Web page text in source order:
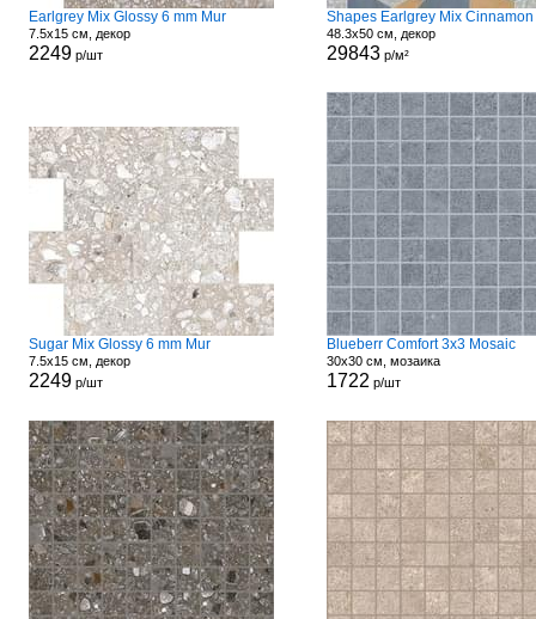
Earlgrey Mix Glossy 6 mm Mur
7.5x15 см, декор
2249р/шт
48.3x50 см, декор
29843р/м²
Sugar Mix Glossy 6 mm Mur
7.5x15 см, декор
2249р/шт
Blueberr Comfort 3x3 Mosaic
30x30 см, мозаика
1722 р/шт